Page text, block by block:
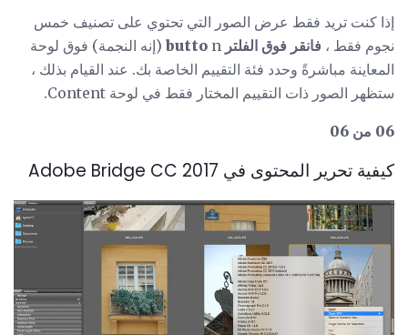
إذا كنت تريد فقط عرض الصور التي تحتوي على تصنيف خمس
نجوم فقط ، فانقر فوق الفلتر butto
n (إنه النجمة) فوق لوحة
المعاينة مباشرةً وحدد فئة التقييم الخاصة بك. عند القيام بذلك ،
ستظهر الصور ذات التقييم المختار فقط في لوحة Content.
06 من 06
كيفية تحرير المحتوى في Adobe Bridge CC 2017